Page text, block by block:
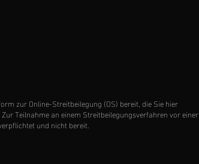
zur Online-Streitbeilegung (OS) bereit, die Sie hier
Zur Teilnahme an einem Streitbeilegungsverfahren vor einer
und nicht bereit.